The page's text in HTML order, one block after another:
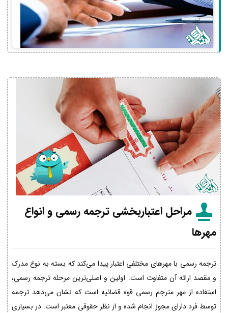
مراحل اعتباربخشی ترجمه رسمی و انواع
مهرها
ترجمه رسمی با مهرهای مختلفی اعتبار پیدا می‌کند که بسته به نوع مدرک
و مقصد ارائه آن متفاوت است. اولین و اصلی‌ترین مرحله ترجمه رسمی،
استفاده از مهر مترجم رسمی قوه قضائیه است که نشان می‌دهد ترجمه
توسط فرد دارای مجوز انجام شده و از نظر حقوقی معتبر است. در بسیاری